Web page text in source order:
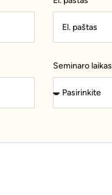
Seminaro laikas